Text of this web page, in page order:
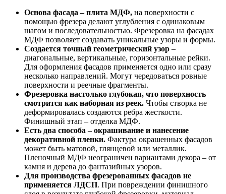
Основа фасада – плита МДФ, на поверхности с
помощью фрезера делают углубления с одинаковым
шагом и последовательностью. Фрезеровка на фасадах
МДФ позволяет создавать уникальные узоры и формы.
Создается точный геометрический узор –
диагональные, вертикальные, горизонтальные рейки.
Для оформления фасадов применяется одно или сразу
несколько направлений. Могут чередоваться ровные
поверхности и реечные фрагменты.
Фрезеровка настолько глубокая, что поверхность
смотрится как наборная из реек. Чтобы створка не
деформировалась создаются ребра жесткости.
Финишный этап – отделка МДФ.
Есть два способа – окрашивание и нанесение
декоративной пленки. Фактура окрашенных фасадов
может быть матовой, глянцевой или металлик.
Пленочный МДФ неограничен вариантами декора – от
камня и дерева до фантазийных узоров.
Для производства фрезерованных фасадов не
применяется ЛДСП. При повреждении финишного